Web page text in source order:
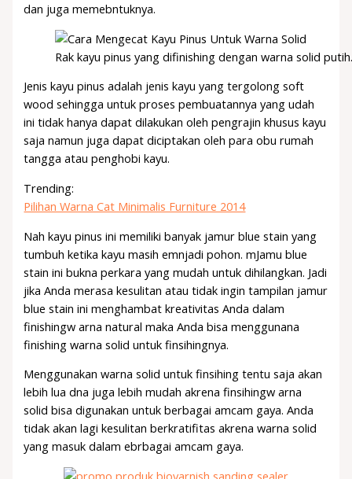
dan juga memebntuknya.
Rak kayu pinus yang difinishing dengan warna solid
Jenis kayu pinus adalah jenis kayu yang tergolong soft
wood sehingga untuk proses pembuatannya yang udah
ini tidak hanya dapat dilakukan oleh pengrajin khusus kayu
saja namun juga dapat diciptakan oleh para obu rumah
tangga atau penghobi kayu.
Trending:
Pilihan Warna Cat Minimalis Furniture 2014
Nah kayu pinus ini memiliki banyak jamur blue stain yang
tumbuh ketika kayu masih emnjadi pohon. mJamu blue
stain ini bukna perkara yang mudah untuk dihilangkan. Jadi
jika Anda merasa kesulitan atau tidak ingin tampilan jamur
blue stain ini menghambat kreativitas Anda dalam
finishingw arna natural maka Anda bisa menggunana
finishing warna solid untuk finsihingnya.
Menggunakan warna solid untuk finsihing tentu saja akan
lebih lua dna juga lebih mudah akrena finsihingw arna
solid bisa digunakan untuk berbagai amcam gaya. Anda
tidak akan lagi kesulitan berkratifitas akrena warna solid
yang masuk dalam ebrbagai amcam gaya.